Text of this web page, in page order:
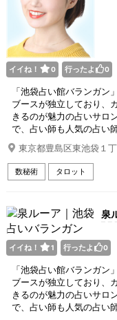
イイね！ 0 行ったよ 0
「池袋占い館バランガ
ブースが独立しており、
きるのが魅力の占いサロ
で、占い師も人気の占い
東京都豊島区東池袋１
数秘術 タロット
泉
イイね！ 1 行ったよ 0
「池袋占い館バランガ
ブースが独立しており、
きるのが魅力の占いサロ
で、占い師も人気の占い